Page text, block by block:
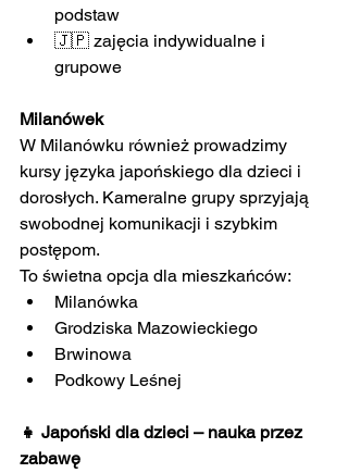
podstaw
🇯🇵 zajęcia indywidualne i
grupowe
Milanówek
W Milanówku również prowadzimy
kursy języka japońskiego dla dzieci i
dorosłych. Kameralne grupy sprzyjają
swobodnej komunikacji i szybkim
postępom.
To świetna opcja dla mieszkańców:
Milanówka
Grodziska Mazowieckiego
Brwinowa
Podkowy Leśnej
👧 Japoński dla dzieci – nauka przez
zabawę